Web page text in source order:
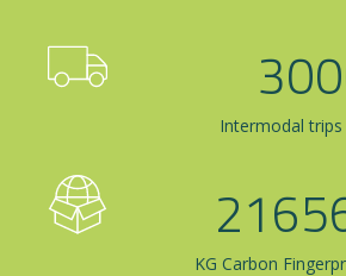
Intermodal
KG Carbon